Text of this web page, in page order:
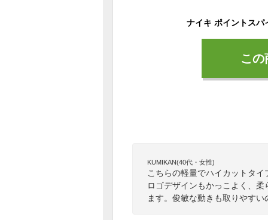
こ
KUMIKAN(40代・女性)
こちらの軽量でハイカットタ
ロゴデザインもかっこよく、
ます。俊敏な動きも取りやす